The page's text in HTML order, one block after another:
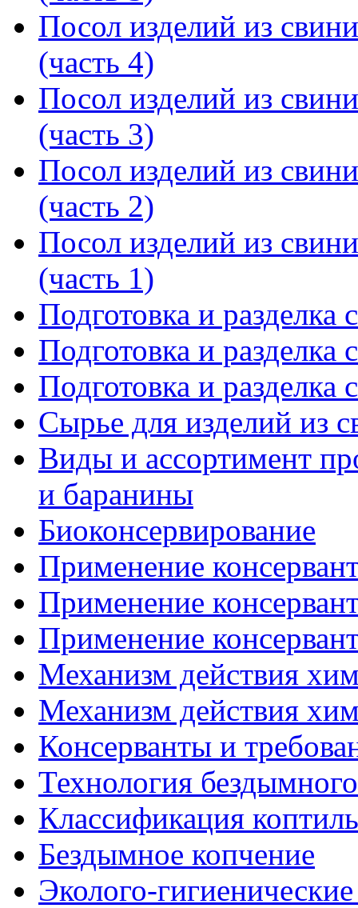
Посол изделий из
(часть 4)
Посол изделий из
(часть 3)
Посол изделий из
(часть 2)
Посол изделий из
(часть 1)
Подготовка и разделка
Подготовка и разделка
Подготовка и разделка
Сырье для изделий из
Виды и ассортимент
и баранины
Биоконсервирование
Применение
Применение
Применение
Механизм действия
Механизм действия
Консерванты и
Технология
Классификация
Бездымное копчение
Эколого-